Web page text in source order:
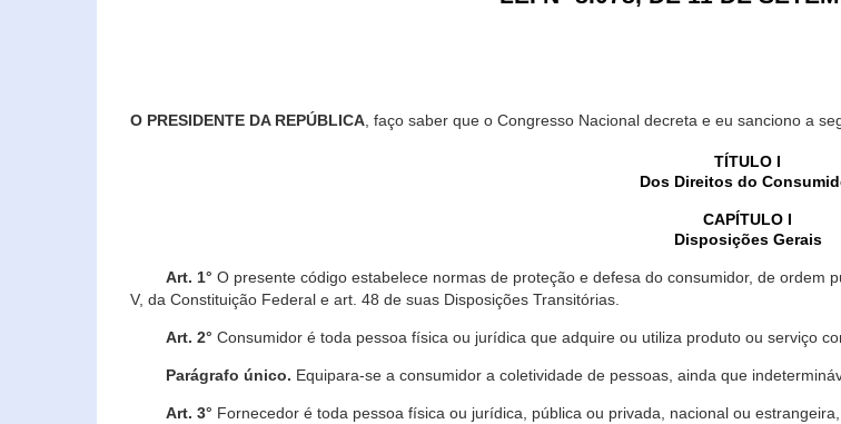
O PRESIDENTE DA REPÚBLICA, faço saber que o Congresso Nacional decreta e eu sanciono a
TÍTULO I
Dos Direitos do
CAPÍTULO I
Disposições Gerais
Art. 1° O presente código estabelece normas de proteção e defesa do consumidor, de ordem
V, da Constituição Federal e art. 48 de suas Disposições Transitórias.
Art. 2° Consumidor é toda pessoa física ou jurídica que adquire ou utiliza produto ou serviço
Parágrafo único. Equipara-se a consumidor a coletividade de pessoas, ainda que
Art. 3° Fornecedor é toda pessoa física ou jurídica, pública ou privada, nacional ou